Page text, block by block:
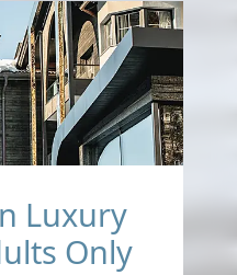
Luxury
Only